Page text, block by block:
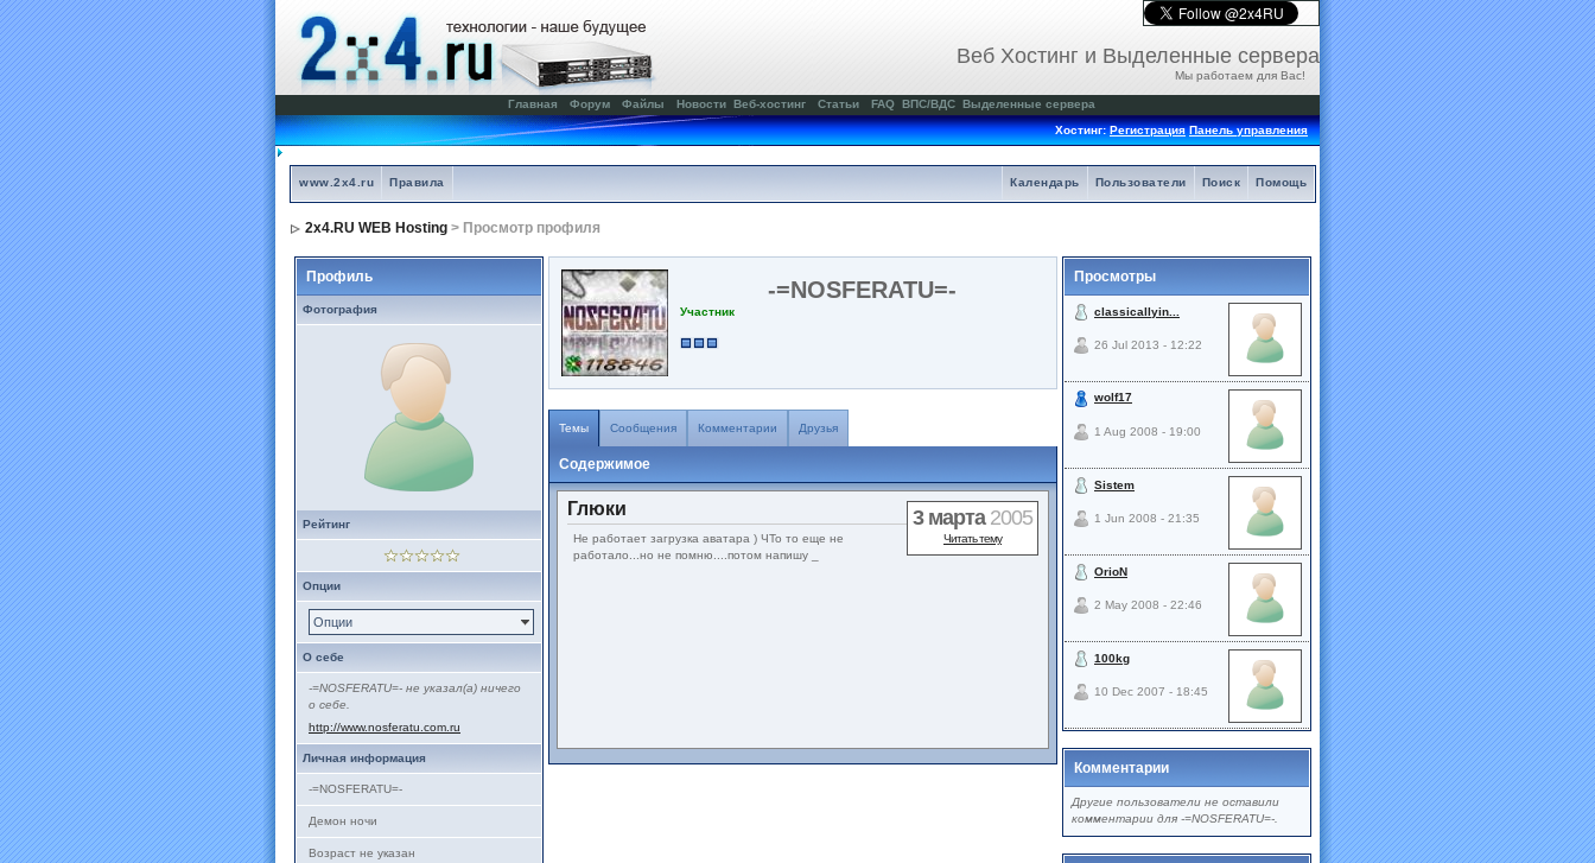
Веб Хостинг и Выделенные сервера
Мы работаем для Вас!
Главная Форум Файлы Новости Веб-хостинг Статьи FAQ ВПС/ВДС Выделенные сервера
Хостинг:Регистрация Панель управления
www.2x4.ru Правила Помощь
Поиск
Пользователи
Календарь
2x4.RU WEB Hosting > Просмотр профиля
Профиль
Фотография
Рейтинг
Опции
Опции
О себе
-=NOSFERATU=- не указал(а) ничего
о себе.
http://www.nosferatu.com.ru
Личная информация
-=NOSFERATU=-
Демон ночи
Возраст не указан
-=NOSFERATU=-
Участник
Темы Сообщения Комментарии Друзья
Содержимое
3 марта 2005
Читать тему
Глюки
Не работает загрузка аватара ) ЧТо то еще не
работало...но не помню....потом напишу _
Просмотры
classicallyin...
26 Jul 2013 - 12:22
wolf17
1 Aug 2008 - 19:00
Sistem
1 Jun 2008 - 21:35
OrioN
2 May 2008 - 22:46
100kg
10 Dec 2007 - 18:45
Комментарии
Другие пользователи не оставили
комментарии для -=NOSFERATU=-.